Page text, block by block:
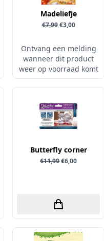
Madeliefje
€7,99€3,00
Ontvang een melding
wanneer dit product
weer op voorraad komt
Butterfly corner
€11,99€6,00